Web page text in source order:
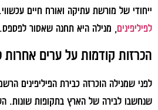
ייחודי של מורשת עתיקה ואורח חיים
לפיליפינים, מנילה היא תחנה שאסור לפספס.
הכרזות קודמות על ערים אחרות
לפני שמנילה הוכרזה כבירת הפיליפינים
שנחשבו לבירה של הארץ בתקופות שונות.